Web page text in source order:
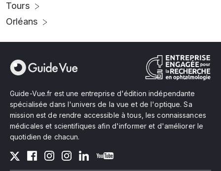
Tours
Orléans
Guide-Vue.fr est une entreprise d'édition indépendante
spécialisée dans l'univers de la vue et de l'optique. Sa
mission est de rendre accessible à tous, les connaissances
médicales et scientifiques afin d'informer et d'améliorer le
quotidien de chacun.